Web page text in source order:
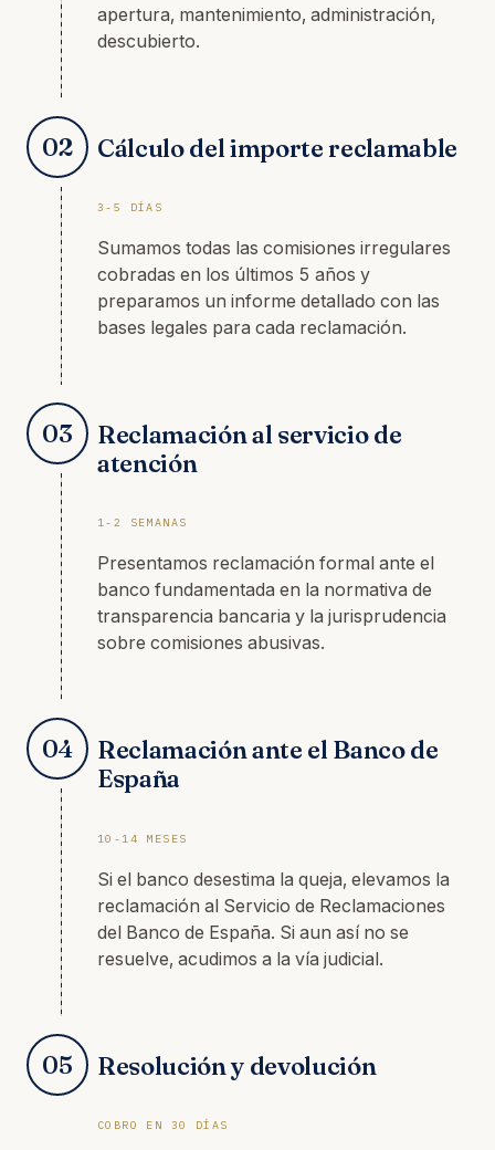
apertura, mantenimiento, administración,
descubierto.
02 Cálculo del importe reclamable
3-5 DÍAS
Sumamos todas las comisiones irregulares
cobradas en los últimos 5 años y
preparamos un informe detallado con las
bases legales para cada reclamación.
03
Reclamación al servicio de
atención
1-2 SEMANAS
Presentamos reclamación formal ante el
banco fundamentada en la normativa de
transparencia bancaria y la jurisprudencia
sobre comisiones abusivas.
04
Reclamación ante el Banco de
España
10-14 MESES
Si el banco desestima la queja, elevamos la
reclamación al Servicio de Reclamaciones
del Banco de España. Si aun así no se
resuelve, acudimos a la vía judicial.
05 Resolución y devolución
COBRO EN 30 DÍAS